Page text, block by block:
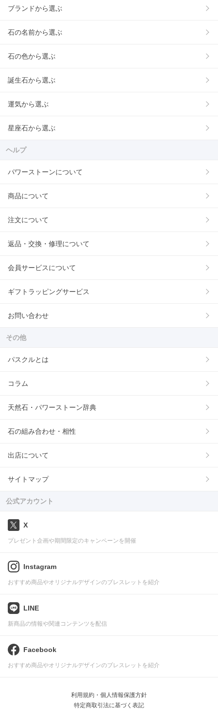
ブランドから選ぶ
石の名前から選ぶ
石の色から選ぶ
誕生石から選ぶ
運気から選ぶ
星座石から選ぶ
ヘルプ
パワーストーンについて
商品について
注文について
返品・交換・修理について
会員サービスについて
ギフトラッピングサービス
お問い合わせ
その他
パスクルとは
コラム
天然石・パワーストーン辞典
石の組み合わせ・相性
出店について
サイトマップ
公式アカウント
X
プレゼント企画や期間限定のキャンペーンを開催
Instagram
おすすめ商品やオリジナルデザインのブレスレットを紹介
LINE
新商品の情報や関連コンテンツを配信
Facebook
おすすめ商品やオリジナルデザインのブレスレットを紹介
利用規約・個人情報保護方針
特定商取引法に基づく表記